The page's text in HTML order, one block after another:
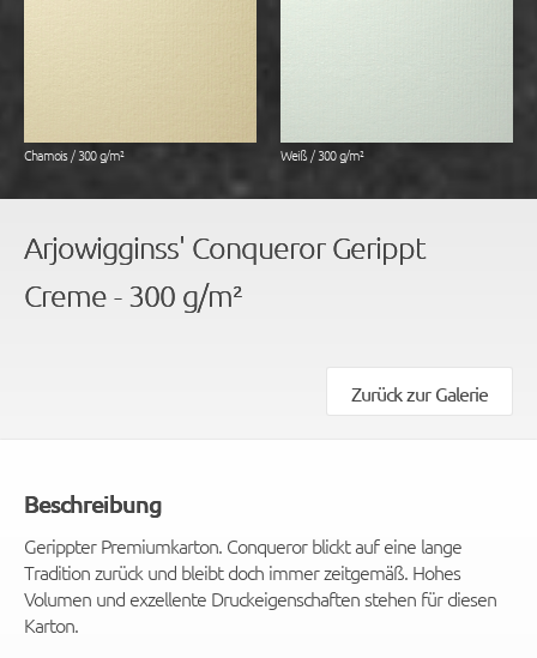
Chamois / 300 g/m² Weiß / 300 g/m²
Arjowigginss' Conqueror Gerippt
Creme - 300 g/m²
Zurück zur Galerie
Beschreibung
Gerippter Premiumkarton. Conqueror blickt auf eine lange
Tradition zurück und bleibt doch immer zeitgemäß. Hohes
Volumen und exzellente Druckeigenschaften stehen für diesen
Karton.